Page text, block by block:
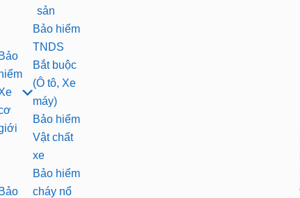
sản
Bảo
hiểm
Bảo hiểm
TNDS
Bắt buộc
(Ô tô, Xe
máy)
Bảo hiểm
Vật chất
xe
Bảo
Bảo hiểm
cháy nổ